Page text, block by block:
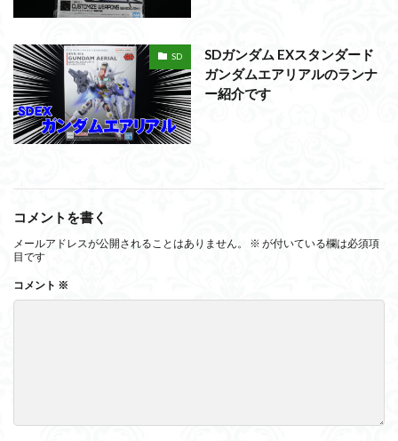
SD
SDガンダム EXスタンダード
ガンダムエアリアルのランナ
ー紹介です
コメントを書く
メールアドレスが公開されることはありません。 ※ が付いている欄は必須項
目です
コメント ※